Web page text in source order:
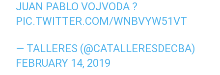
JUAN PABLO VOJVODA ?
PIC.TWITTER.COM/WNBVYW51VT
— TALLERES (@CATALLERESDECBA)
FEBRUARY 14, 2019